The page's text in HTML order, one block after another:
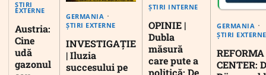
ȘTIRI
EXTERNE
Austria:
Cine
udă
gazonul
GERMANIA
ȘTIRI EXTERNE
INVESTIGAȚIE
| Iluzia
succesului pe
ȘTIRI INTERNE
OPINIE |
Dubla
măsură
care pute a
GERMANIA
ȘTIRI EXTERNE
CENTER: